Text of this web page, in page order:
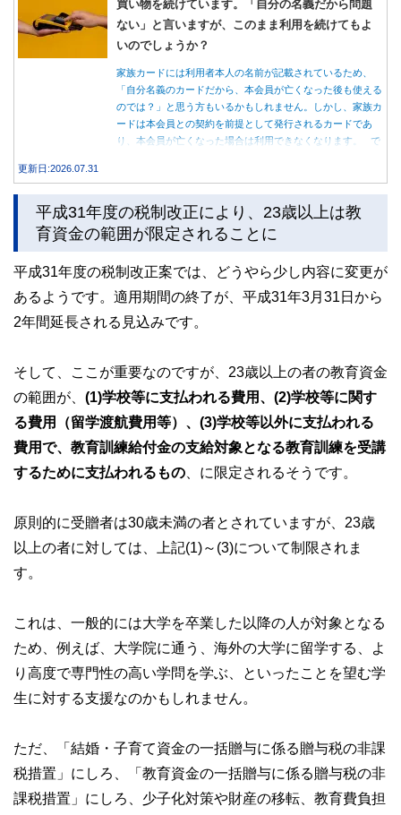
買い物を続けています。「自分の名義だから問題
ない」と言いますが、このまま利用を続けてもよ
いのでしょうか？
家族カードには利用者本人の名前が記載されているため、
「自分名義のカードだから、本会員が亡くなった後も使える
のでは？」と思う方もいるかもしれません。しかし、家族カ
ードは本会員との契約を前提として発行されるカードであ
り、本会員が亡くなった場合は利用できなくなります。 で
族が行うべき手続きについて分かりやすく解説します。
更新日:2026.07.31
平成31年度の税制改正により、23歳以上は教
育資金の範囲が限定されることに
平成31年度の税制改正案では、どうやら少し内容に変更が
あるようです。適用期間の終了が、平成31年3月31日から
2年間延長される見込みです。
そして、ここが重要なのですが、23歳以上の者の教育資金
の範囲が、 (1)学校等に支払われる費用、(2)学校等に関す
る費用（留学渡航費用等）、(3)学校等以外に支払われる
費用で、教育訓練給付金の支給対象となる教育訓練を受講
するために支払われるもの 、に限定されるそうです。
原則的に受贈者は30歳未満の者とされていますが、23歳
以上の者に対しては、上記(1)～(3)について制限されま
す。
これは、一般的には大学を卒業した以降の人が対象となる
ため、例えば、大学院に通う、海外の大学に留学する、よ
り高度で専門性の高い学問を学ぶ、といったことを望む学
生に対する支援なのかもしれません。
ただ、「結婚・子育て資金の一括贈与に係る贈与税の非課
税措置」にしろ、「教育資金の一括贈与に係る贈与税の非
課税措置」にしろ、少子化対策や財産の移転、教育費負担